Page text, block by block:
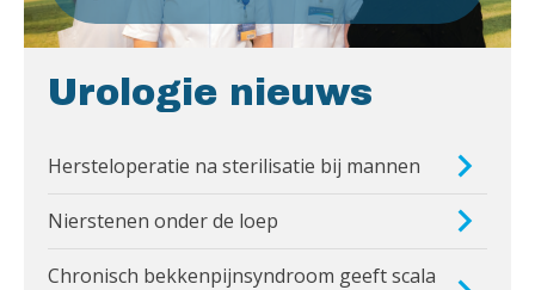
Urologie nieuws
Hersteloperatie na sterilisatie bij mannen
Nierstenen onder de loep
Chronisch bekkenpijnsyndroom geeft scala